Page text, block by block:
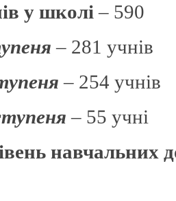
у школі – 590
– 281 учнів
– 254 учнів
– 55 учні
навчальних